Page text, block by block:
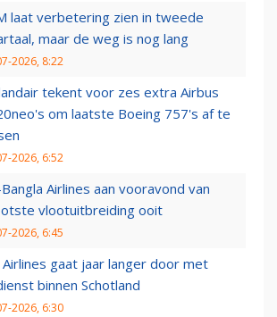
laat verbetering zien in tweede
maar de weg is nog lang
2026, 8:22
tekent voor zes extra Airbus
om laatste Boeing 757's af te
2026, 6:52
Bangla Airlines aan vooravond van
vlootuitbreiding ooit
2026, 6:45
Airlines gaat jaar langer door met
binnen Schotland
2026, 6:30